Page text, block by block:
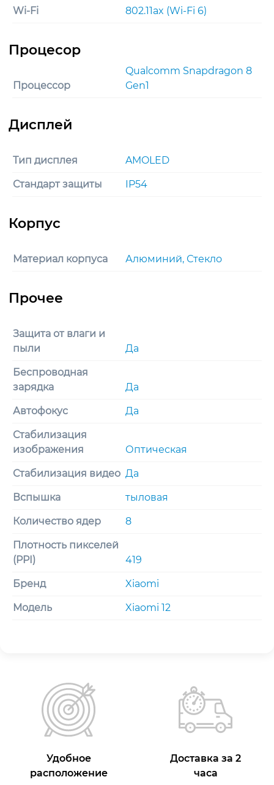
Wi-Fi 802.11ax (Wi-Fi 6)
Процессор
Qualcomm Snapdragon 8
Gen1
Тип дисплея AMOLED
Стандарт защиты IP54
Материал корпуса Алюминий, Стекло
Защита от влаги и
пыли
Да
Беспроводная
зарядка
Да
Автофокус Да
Стабилизация
изображения
Оптическая
Стабилизация видео Да
Вспышка тыловая
Количество ядер 8
Плотность пикселей
(PPI)
419
Бренд Xiaomi
Модель Xiaomi 12
Удобное
расположение
Доставка за 2
часа